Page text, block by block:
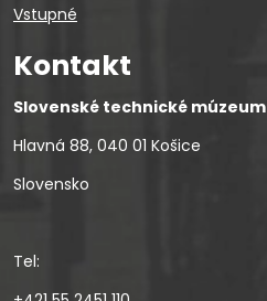
Vstupné
Kontakt
Slovenské technické múzeum
Hlavná 88, 040 01 Košice
Slovensko
Tel: